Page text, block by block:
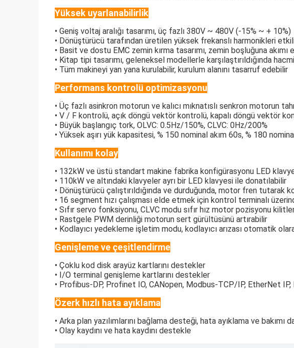
Yüksek uyarlanabilirlik
• Geniş voltaj aralığı tasarımı, üç fazlı 380V ~ 480V (-15% ~ + 10%)
• Dönüştürücü tarafından üretilen yüksek frekanslı harmonikleri
• Basit ve dostu EMC zemin kırma tasarımı, zemin boşluğuna
• Kitap tipi tasarımı, geleneksel modellerle karşılaştırıldığında
• Tüm makineyi yan yana kurulabilir, kurulum alanını tasarruf edebilir
Performans kontrolü optimizasyonu
• Üç fazlı asinkron motorun ve kalıcı mıknatıslı senkron motorun
• V / F kontrolü, açık döngü vektör kontrolü, kapalı döngü vektör
• Büyük başlangıç tork, OLVC: 0.5Hz/150%, CLVC: 0Hz/200%
• Yüksek aşırı yük kapasitesi, % 150 nominal akım 60s, % 180
Kullanımı kolay
• 132kW ve üstü standart makine fabrika konfigürasyonu LED
• 110kW ve altındaki klavyeler ayrı bir LED klavyesi ile donatılabilir
• Dönüştürücü çalıştırıldığında ve durduğunda, motor fren tutarak
• 16 segment hızı çalışması elde etmek için kontrol terminalı
• Sıfır servo fonksiyonu, CLVC modu sıfır hız motor pozisyonu
• Rastgele PWM derinliği motorun sert gürültüsünü artırabilir
• Kodlayıcı yedekleme işletim modu, kodlayıcı arızası otomatik
Genişleme ve çeşitlendirme
• Çoklu kod disk arayüz kartlarını destekler
• I/O terminal genişleme kartlarını destekler
• Profibus-DP, Profinet IO, CANopen, Modbus-TCP/IP, EtherNet
Özerk hızlı hata ayıklama
• Arka plan yazılımlarını bağlama desteği, hata ayıklama ve bakımı
• Olay kaydını ve hata kaydını destekle